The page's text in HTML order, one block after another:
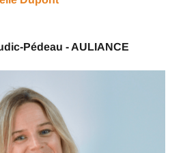
Pédeau - AULIANCE